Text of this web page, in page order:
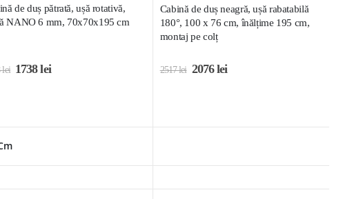
de duș pătrată, ușă rotativă,
NANO 6 mm, 70x70x195 cm
lei 1738lei
Cabină de duș neagră, ușă rabatabilă
180°, 100 x 76 cm, înălțime 195 cm,
montaj pe colț
2517lei 2076lei